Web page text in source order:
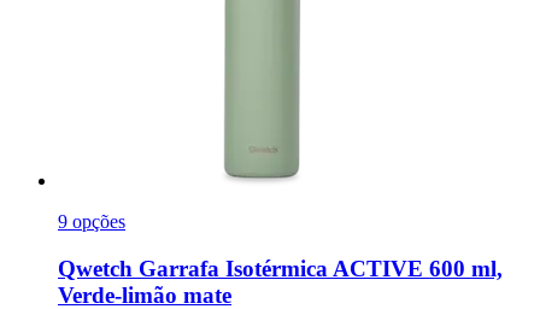
9 opções
Qwetch Garrafa Isotérmica ACTIVE 600 ml,
Verde-​limão mate